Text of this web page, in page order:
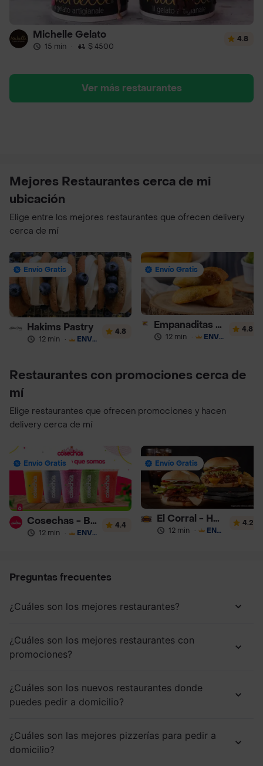
Michelle Gelato
15 min · $ 4500
4.8
Ver más restaurantes
Mejores Restaurantes cerca de mi
ubicación
Elige entre los mejores restaurantes que ofrecen delivery
cerca de mí
Envío Gratis
Hakims Pastry
12 min · ENVÍO GRATIS
4.8
Envío Gratis
Empanaditas de Pipian - Empanadas
12 min · ENVÍO GRATIS
4.8
Restaurantes con promociones cerca de
mí
Elige restaurantes que ofrecen promociones y hacen
delivery cerca de mí
Envío Gratis
Cosechas - Batidos
12 min · ENVÍO GRATIS
4.4
Envío Gratis
El Corral - Hamburguesa
12 min · ENVÍO GRATIS
4.2
Preguntas frecuentes
¿Cuáles son los mejores restaurantes?
¿Cuáles son los mejores restaurantes con
promociones?
¿Cuáles son los nuevos restaurantes donde
puedes pedir a domicilio?
¿Cuáles son las mejores pizzerías para pedir a
domicilio?